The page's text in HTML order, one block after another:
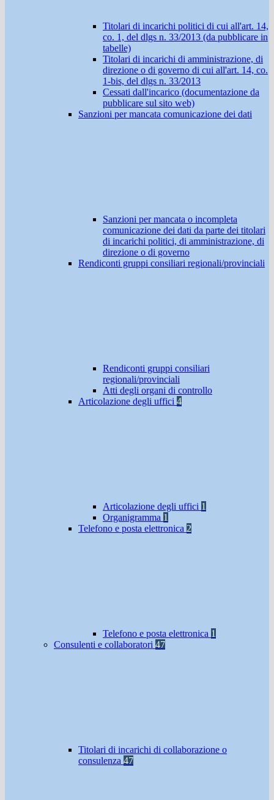
Titolari di incarichi politici di cui all'art. 14,
co. 1, del dlgs n. 33/2013 (da pubblicare in
tabelle)
Titolari di incarichi di amministrazione, di
direzione o di governo di cui all'art. 14, co.
1-bis, del dlgs n. 33/2013
Cessati dall'incarico (documentazione da
pubblicare sul sito web)
Sanzioni per mancata comunicazione dei dati
Sanzioni per mancata o incompleta
comunicazione dei dati da parte dei titolari
di incarichi politici, di amministrazione, di
direzione o di governo
Rendiconti gruppi consiliari regionali/provinciali
Rendiconti gruppi consiliari
regionali/provinciali
Atti degli organi di controllo
Articolazione degli uffici 4
Articolazione degli uffici 1
Organigramma 1
Telefono e posta elettronica 2
Telefono e posta elettronica 1
Consulenti e collaboratori 47
Titolari di incarichi di collaborazione o
consulenza 47